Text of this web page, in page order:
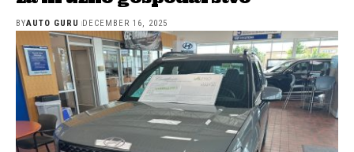
BYAUTO GURU DECEMBER 16, 2025